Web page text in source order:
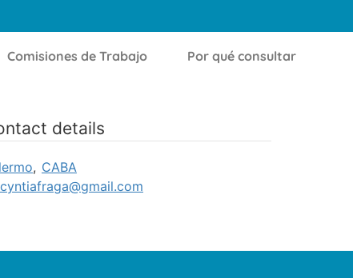
Comisiones de Trabajo Por qué consultar
details
, CABA
cyntiafraga@gmail.com